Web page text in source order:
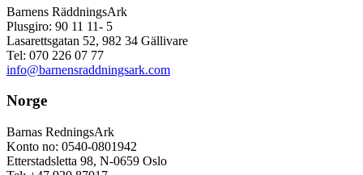
Barnens RäddningsArk
Plusgiro: 90 11 11- 5
Lasarettsgatan 52, 982 34 Gällivare
Tel: 070 226 07 77
info@barnensraddningsark.com
Norge
Barnas RedningsArk
Konto no: 0540-0801942
Etterstadsletta 98, N-0659 Oslo